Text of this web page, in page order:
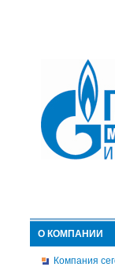
О КОМПАНИИ
Компания